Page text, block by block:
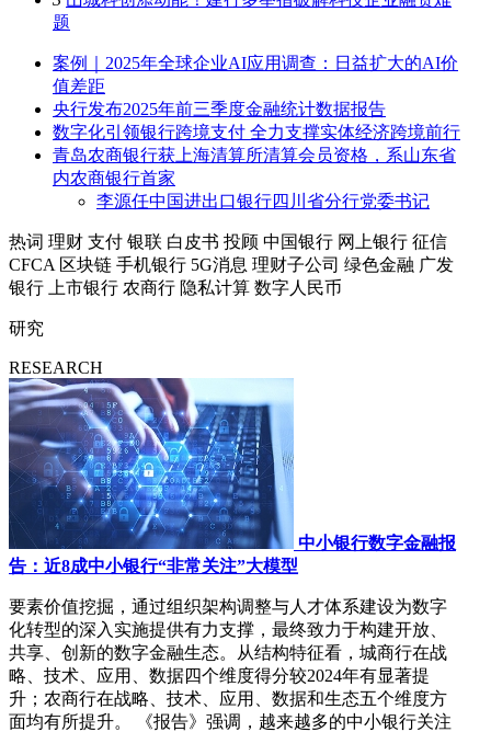
题
案例｜2025年全球企业AI应用调查：日益扩大的AI价
值差距
央行发布2025年前三季度金融统计数据报告
数字化引领银行跨境支付 全力支撑实体经济跨境前行
青岛农商银行获上海清算所清算会员资格，系山东省
内农商银行首家
李源任中国进出口银行四川省分行党委书记
热词 理财 支付 银联 白皮书 投顾 中国银行 网上银行 征信
CFCA 区块链 手机银行 5G消息 理财子公司 绿色金融 广发
银行
上市银行 农商行 隐私计算 数字人民币
研究
RESEARCH
中小银行数字金融报
告：近8成中小银行“非常关注”大模型
要素价值挖掘，通过组织架构调整与人才体系建设为数字
化转型的深入实施提供有力支撑，最终致力于构建开放、
共享、创新的数字金融生态。从结构特征看，城商行在战
略、技术、应用、数据四个维度得分较2024年有显著提
升；农商行在战略、技术、应用、数据和生态五个维度方
面均有所提升。 《报告》强调，越来越多的中小银行关注